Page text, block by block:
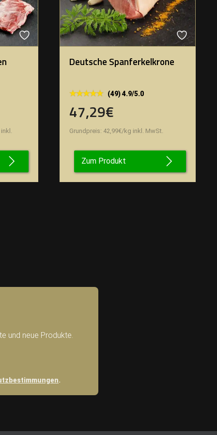
inkl.
Deutsche Spanferkelkrone
★★★★★
★★★★★ (49) 4.9/5.0
47,29€
Grundpreis: 42,99€/kg inkl. MwSt.
Zum Produkt
und neue Produkte.
.